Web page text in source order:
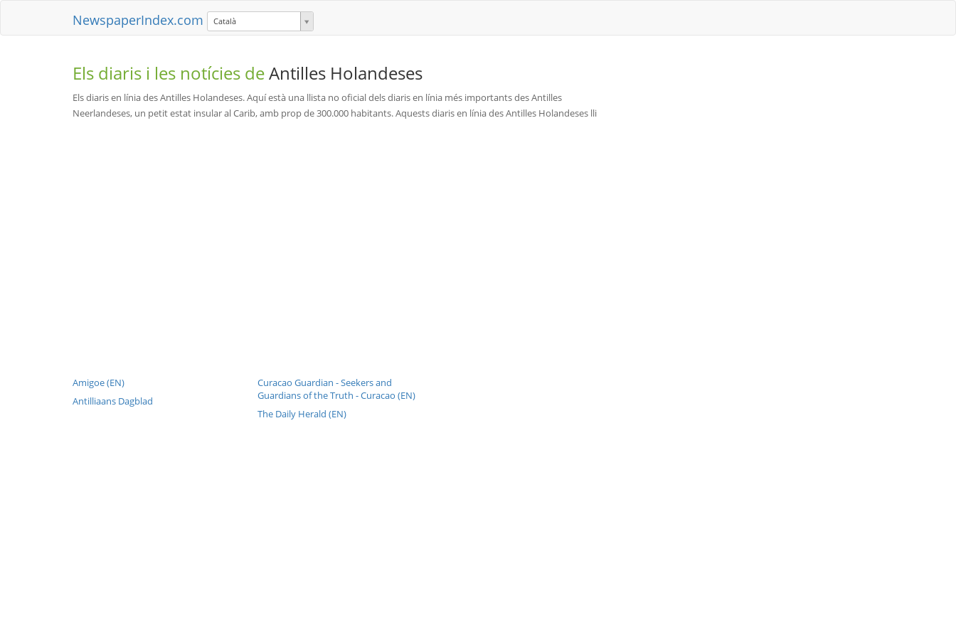
NewspaperIndex.com Català
Els diaris i les notícies deAntilles Holandeses
Els diaris en línia des Antilles Holandeses. Aquí està una llista no oficial dels diaris en línia més importants des Antilles
Neerlandeses, un petit estat insular al Carib, amb prop de 300.000 habitants. Aquests diaris en línia des Antilles Holandeses lli
Amigoe (EN)
Antilliaans Dagblad
Curacao Guardian - Seekers and
Guardians of the Truth - Curacao (EN)
The Daily Herald (EN)